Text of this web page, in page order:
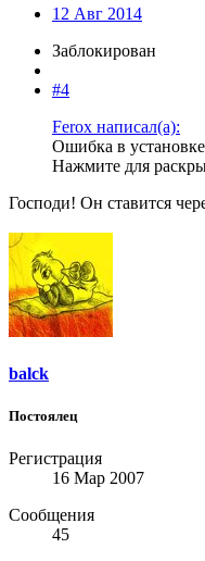
12 Авг 2014
Заблокирован
#4
Ferox написал(а):
Ошибка в
Нажмите для
Господи! Он ставится
balck
Постоялец
Регистрация
16 Мар 2007
Сообщения
45